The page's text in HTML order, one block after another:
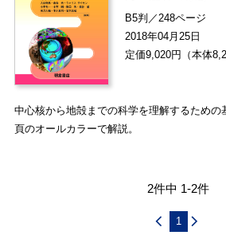
B5判／248ページ
2018年04月25日
定価9,020円（本体
中心核から地殻までの科学を理解するための
頁のオールカラーで解説。
2件中 1-2件
1